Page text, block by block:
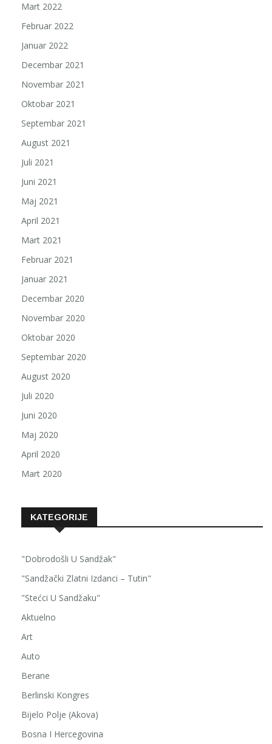
Mart 2022
Februar 2022
Januar 2022
Decembar 2021
Novembar 2021
Oktobar 2021
Septembar 2021
August 2021
Juli 2021
Juni 2021
Maj 2021
April 2021
Mart 2021
Februar 2021
Januar 2021
Decembar 2020
Novembar 2020
Oktobar 2020
Septembar 2020
August 2020
Juli 2020
Juni 2020
Maj 2020
April 2020
Mart 2020
KATEGORIJE
"Dobrodošli U Sandžak"
"Sandžački Zlatni Izdanci – Tutin"
"Stećci U Sandžaku"
Aktuelno
Art
Auto
Berane
Berlinski Kongres
Bijelo Polje (Akova)
Bosna I Hercegovina